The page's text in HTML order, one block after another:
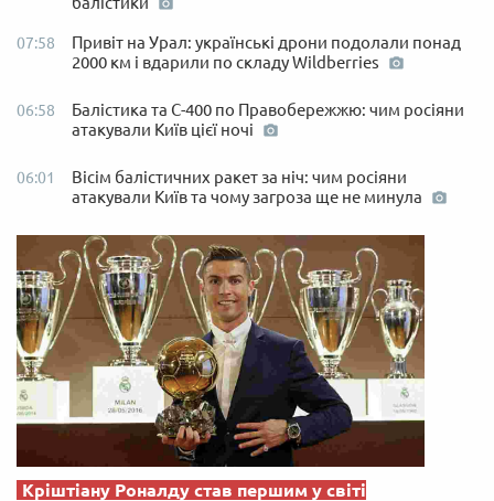
07:58
Привіт на Урал: українські дрони подолали понад
2000 км і вдарили по складу Wildberries
06:58
Балістика та С-400 по Правобережжю: чим росіяни
атакували Київ цієї ночі
06:01
Вісім балістичних ракет за ніч: чим росіяни
атакували Київ та чому загроза ще не минула
Кріштіану Роналду став першим у світі